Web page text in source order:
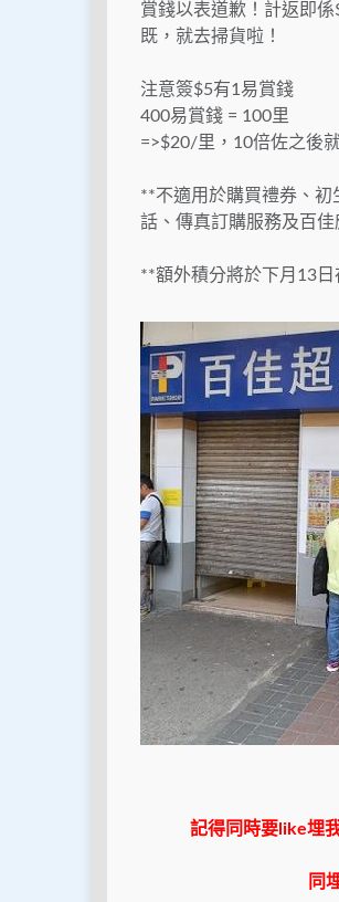
賞錢以表道歉！計返即
既，就去掃貨啦！
注意簽$5有1易賞錢
400易賞錢 = 100里
=>$20/里，10倍佐之後
**不適用於購買禮券、
話、傳真訂購服務及百佳
**額外積分將於下月13
記得同時要like埋
同